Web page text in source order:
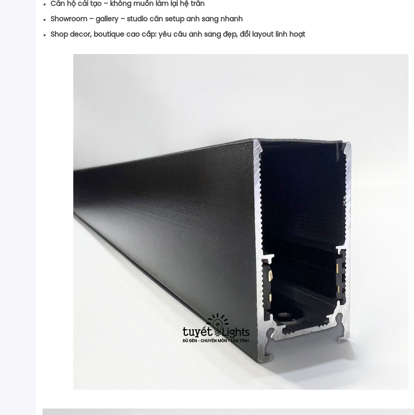
Căn hộ cải tạo – không muốn làm lại hệ trần
Showroom – gallery – studio cần setup ánh sáng nhanh
Shop decor, boutique cao cấp: yêu cầu ánh sáng đẹp, đổi layout linh hoạt